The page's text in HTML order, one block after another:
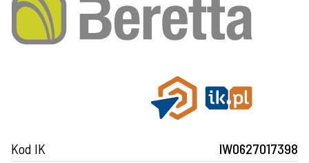
Kod IK
IW0627017398